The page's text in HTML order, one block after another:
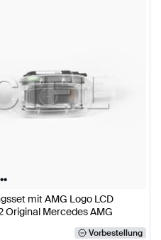
••
mit AMG Logo LCD
Original Mercedes AMG
Vorbestellung